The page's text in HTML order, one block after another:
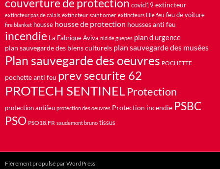
couverture de protection covid19 extincteur
extincteur pas de calais extincteur saint omer extincteurs lille feu feu de voiture
fire blanket housse housse de protection housses anti feu
incendie La Fabrique Aviva nid de guepes plan d urgence
plan sauvegarde des biens culturels plan sauvegarde des musées
Plan sauvegarde des oeuvres POCHETTE
pochette anti feu prev securite 62
PROTECH SENTINELProtection
protection antifeu protection des oeuvres Protection incendie PSBC
PSO PSO18.FR saudemont bruno tissus
Fièrement propulsé par WordPress